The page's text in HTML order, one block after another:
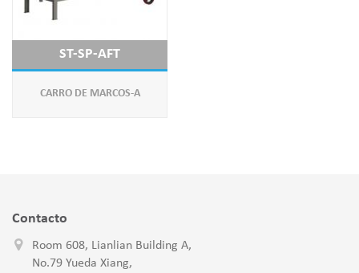
ST-SP-AFT
CARRO DE MARCOS-A
Contacto
Room 608, Lianlian Building A,
No.79 Yueda Xiang,